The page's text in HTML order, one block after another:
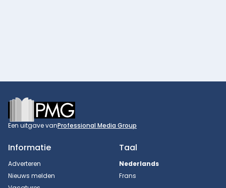
Footer
Een uitgave vanProfessional Media Group
Informatie
Adverteren
Nieuws melden
Taal
Nederlands
Frans